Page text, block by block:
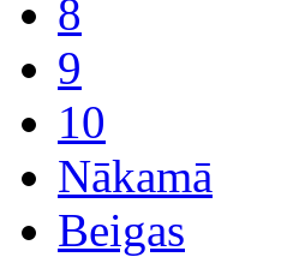
8
9
10
Nākamā
Beigas